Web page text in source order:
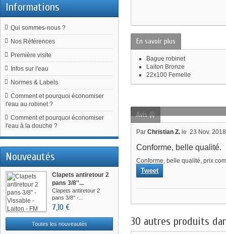
Informations
Qui sommes-nous ?
Nos Références
Première visite
Infos sur l'eau
Normes & Labels
Comment et pourquoi économiser
l'eau au robinet ?
Comment et pourquoi économiser
l'eau à la douche ?
Nouveautés
Clapets antiretour 2
pans 3/8''...
Clapets antiretour 2
pans 3/8'' -...
7,10 €
Toutes les nouveautés
En savoir plus
Bague robinet
Laiton Bronze
22x100 Femelle
Avis (1)
ParChristian Z. le23 Nov.
Conforme, belle qualité.
Conforme, belle qualité, prix
Tweet
30 autres produits